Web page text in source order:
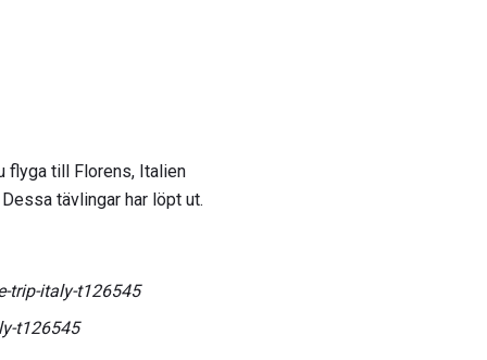
flyga till Florens, Italien
tävlingar har löpt ut.
trip-italy-t126545
t126545